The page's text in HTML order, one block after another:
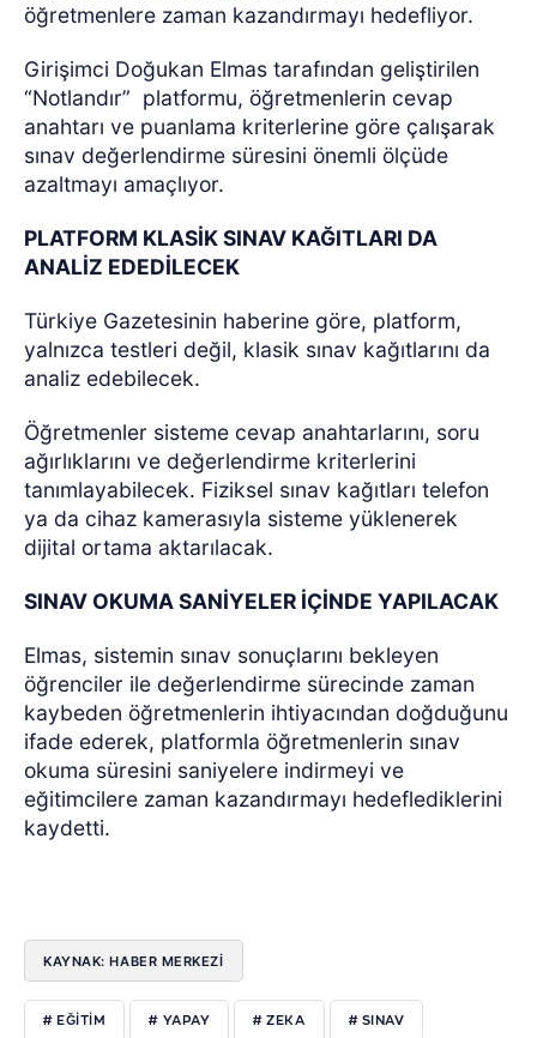
öğretmenlere zaman kazandırmayı hedefliyor.
Girişimci Doğukan Elmas tarafından geliştirilen
“Notlandır” platformu, öğretmenlerin cevap
anahtarı ve puanlama kriterlerine göre çalışarak
sınav değerlendirme süresini önemli ölçüde
azaltmayı amaçlıyor.
PLATFORM KLASİK SINAV KAĞITLARI DA
ANALİZ EDEDİLECEK
Türkiye Gazetesinin haberine göre, platform,
yalnızca testleri değil, klasik sınav kağıtlarını da
analiz edebilecek.
Öğretmenler sisteme cevap anahtarlarını, soru
ağırlıklarını ve değerlendirme kriterlerini
tanımlayabilecek. Fiziksel sınav kağıtları telefon
ya da cihaz kamerasıyla sisteme yüklenerek
dijital ortama aktarılacak.
SINAV OKUMA SANİYELER İÇİNDE YAPILACAK
Elmas, sistemin sınav sonuçlarını bekleyen
öğrenciler ile değerlendirme sürecinde zaman
kaybeden öğretmenlerin ihtiyacından doğduğunu
ifade ederek, platformla öğretmenlerin sınav
okuma süresini saniyelere indirmeyi ve
eğitimcilere zaman kazandırmayı hedeflediklerini
kaydetti.
KAYNAK: HABER MERKEZİ
# EĞİTİM # YAPAY # ZEKA # SINAV